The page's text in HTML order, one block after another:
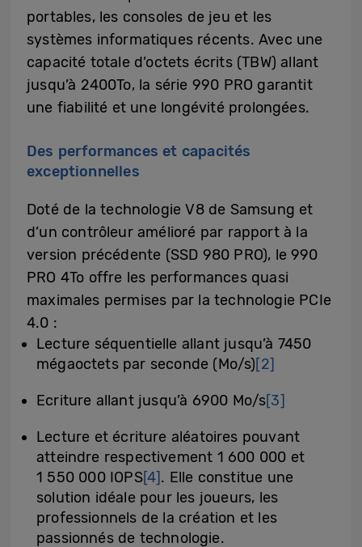
portables, les consoles de jeu et les
systèmes informatiques récents. Avec une
capacité totale d’octets écrits (TBW) allant
jusqu’à 2400To, la série 990 PRO garantit
une fiabilité et une longévité prolongées.
Des performances et capacités
exceptionnelles
Doté de la technologie V8 de Samsung et
d’un contrôleur amélioré par rapport à la
version précédente (SSD 980 PRO), le 990
PRO 4To offre les performances quasi
maximales permises par la technologie PCIe
4.0 :
Lecture séquentielle allant jusqu’à 7450
mégaoctets par seconde (Mo/s)[2]
Ecriture allant jusqu’à 6900 Mo/s[3]
Lecture et écriture aléatoires pouvant
atteindre respectivement 1 600 000 et
1 550 000 IOPS[4]. Elle constitue une
solution idéale pour les joueurs, les
professionnels de la création et les
passionnés de technologie.